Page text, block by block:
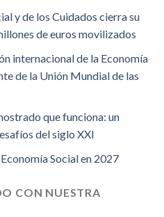
y de los Cuidados cierra su
de euros movilizados
internacional de la Economía
de la Unión Mundial de las
que funciona: un
del siglo XXI
Social en 2027
CON NUESTRA